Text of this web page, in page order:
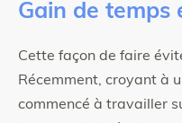
Gain de temps
Cette façon de faire
Récemment, croyant à
commencé à travailler